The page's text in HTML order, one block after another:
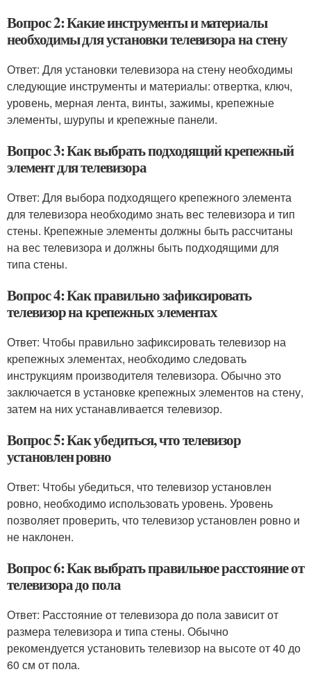
Вопрос 2: Какие инструменты и материалы
необходимы для установки телевизора на стену
Ответ: Для установки телевизора на стену необходимы
следующие инструменты и материалы: отвертка, ключ,
уровень, мерная лента, винты, зажимы, крепежные
элементы, шурупы и крепежные панели.
Вопрос 3: Как выбрать подходящий крепежный
элемент для телевизора
Ответ: Для выбора подходящего крепежного элемента
для телевизора необходимо знать вес телевизора и тип
стены. Крепежные элементы должны быть рассчитаны
на вес телевизора и должны быть подходящими для
типа стены.
Вопрос 4: Как правильно зафиксировать
телевизор на крепежных элементах
Ответ: Чтобы правильно зафиксировать телевизор на
крепежных элементах, необходимо следовать
инструкциям производителя телевизора. Обычно это
заключается в установке крепежных элементов на стену,
затем на них устанавливается телевизор.
Вопрос 5: Как убедиться, что телевизор
установлен ровно
Ответ: Чтобы убедиться, что телевизор установлен
ровно, необходимо использовать уровень. Уровень
позволяет проверить, что телевизор установлен ровно и
не наклонен.
Вопрос 6: Как выбрать правильное расстояние от
телевизора до пола
Ответ: Расстояние от телевизора до пола зависит от
размера телевизора и типа стены. Обычно
рекомендуется установить телевизор на высоте от 40 до
60 см от пола.